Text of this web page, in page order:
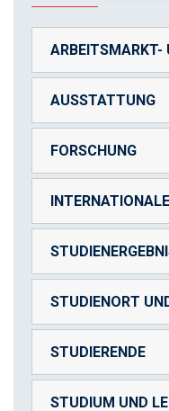
ARBEITSMARKT-
AUSSTATTUNG
FORSCHUNG
STUDIENORT
STUDIERENDE
STUDIUM UND